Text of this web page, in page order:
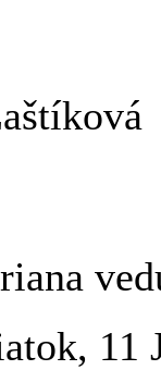
11